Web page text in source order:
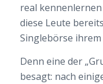
real
diese Leute
Singlebörse
Denn eine der
besagt: nach